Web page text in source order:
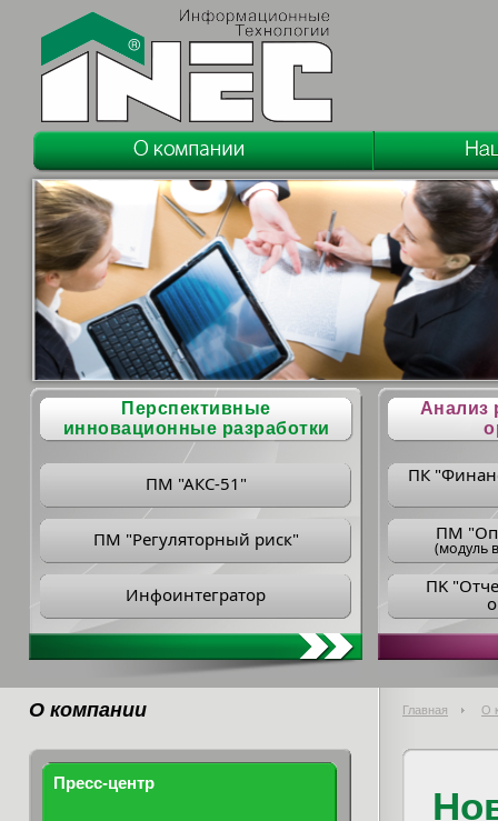
Перспективные
инновационные разработки
ПМ "АКС-51"
ПМ "Регуляторный риск"
Инфоинтегратор
Анализ
ПК
ПM
(модуль
ПK
О компании Главная О
Пресс-центр